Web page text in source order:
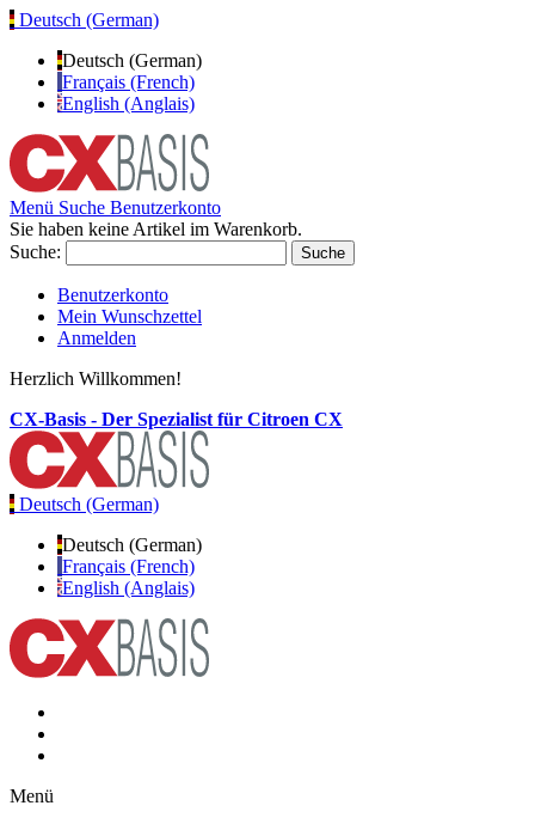
Deutsch (German)
Deutsch (German)
Français (French)
English (Anglais)
Menü Suche Benutzerkonto
Sie haben keine Artikel im Warenkorb.
Suche:
Suche
Benutzerkonto
Mein Wunschzettel
Anmelden
Herzlich Willkommen!
CX-Basis - Der Spezialist für Citroen CX
Deutsch (German)
Deutsch (German)
Français (French)
English (Anglais)
Menü